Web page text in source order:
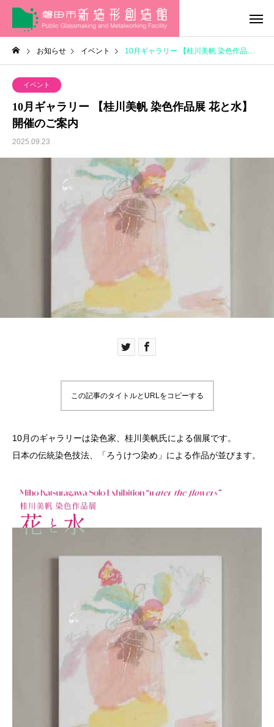
お知らせ イベント 10月ギャラリー 【桂川美帆 染色作品展 花と水】開催のご案内
イベント
10月ギャラリー 【桂川美帆 染色作品展 花と水】
開催のご案内
2025.09.23
この記事のタイトルとURLをコピーする
10月のギャラリーは染色家、桂川美帆氏による個展です。
日本の伝統染色技法、「ろうけつ染め」による作品が並びます。